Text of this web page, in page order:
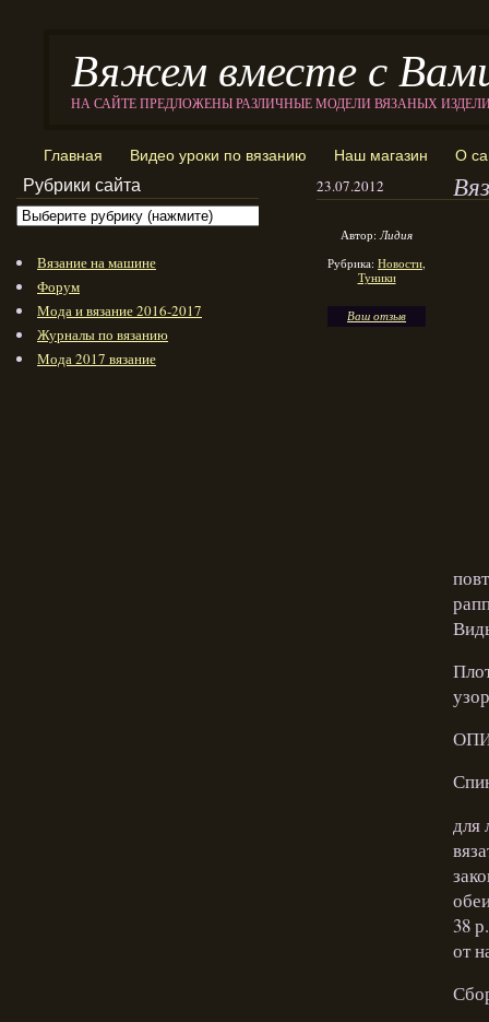
Вяжем вместе с
НА САЙТЕ ПРЕДЛОЖЕНЫ РАЗЛИЧНЫЕ МОДЕЛИ ВЯЗАНЫХ
Главная Видео уроки по вязанию Наш магазин О
23.07.2012
Автор:Лидия
Рубрика: Новости,
Туники
Ваш отзыв
для
38
от
Рубрики сайта
Вязание на машине
Форум
Мода и вязание 2016-2017
Журналы по вязанию
Мода 2017 вязание